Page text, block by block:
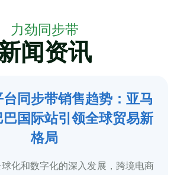
力劲同步带
闻资讯
同步带销售趋势：亚马
国际站引领全球贸易新
格局
化和数字化的深入发展，跨境电商